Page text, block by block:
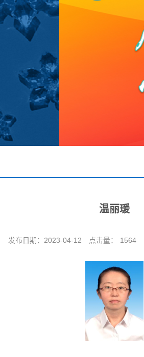
温丽瑗
发布日期：2023-04-12 点击量： 1564